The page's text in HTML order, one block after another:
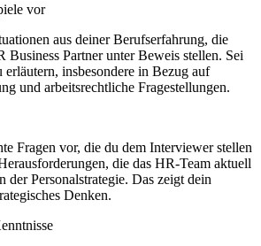
vor
aus deiner Berufserfahrung, die
Business Partner unter Beweis stellen. Sei
erläutern, insbesondere in Bezug auf
und arbeitsrechtliche Fragestellungen.
Fragen vor, die du dem Interviewer stellen
die das HR-Team aktuell
der Personalstrategie. Das zeigt dein
Denken.